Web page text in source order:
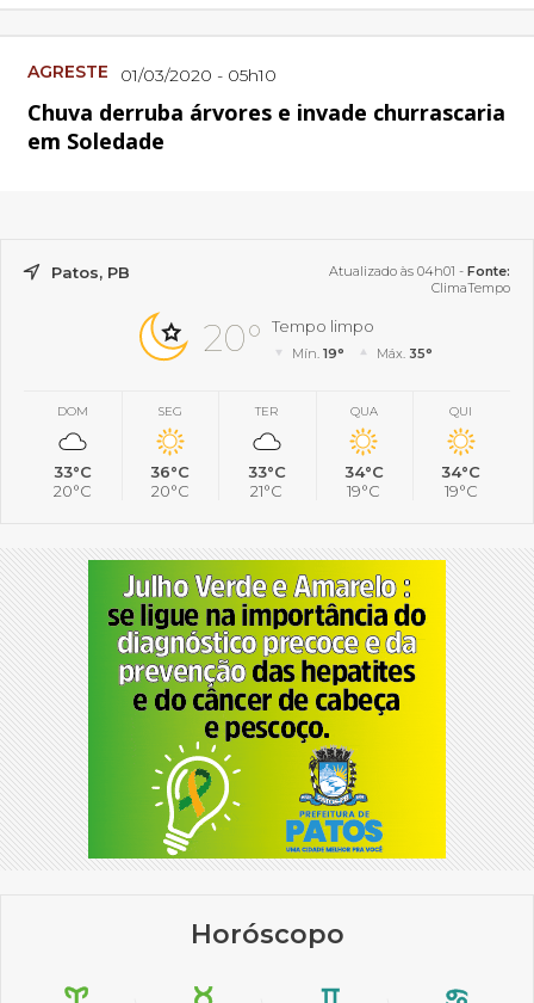
AGRESTE 01/03/2020 - 05h10
Chuva derruba árvores e invade churrascaria
em Soledade
Patos, PB Atualizado às 04h01 - Fonte:
ClimaTempo
20° Tempo limpo
Mín.19° Máx. 35°
DOM
33°C
20°C
SEG
36°C
20°C
TER
33°C
21°C
QUA
34°C
19°C
QUI
34°C
19°C
Horóscopo